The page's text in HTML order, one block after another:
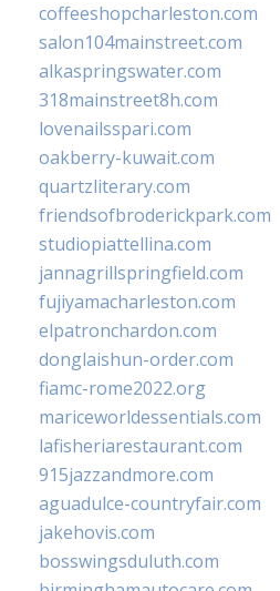
coffeeshopcharleston.com
salon104mainstreet.com
alkaspringswater.com
318mainstreet8h.com
lovenailsspari.com
oakberry-kuwait.com
quartzliterary.com
friendsofbroderickpark.com
studiopiattellina.com
jannagrillspringfield.com
fujiyamacharleston.com
elpatronchardon.com
donglaishun-order.com
fiamc-rome2022.org
mariceworldessentials.com
lafisheriarestaurant.com
915jazzandmore.com
aguadulce-countryfair.com
jakehovis.com
bosswingsduluth.com